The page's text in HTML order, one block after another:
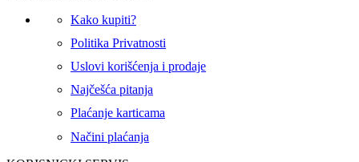
Kako kupiti?
Politika Privatnosti
Uslovi korišćenja i prodaje
Najčešća pitanja
Plaćanje karticama
Načini plaćanja